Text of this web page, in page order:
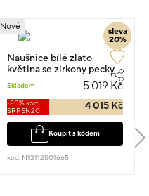
sleva
20%
Nové
Náušnice bílé zlato
květina se zirkony pecky
Skladem 5 019 Kč
-20% kód:
SRPEN20
4 015 Kč
Koupit s kódem
kód: N13112501665